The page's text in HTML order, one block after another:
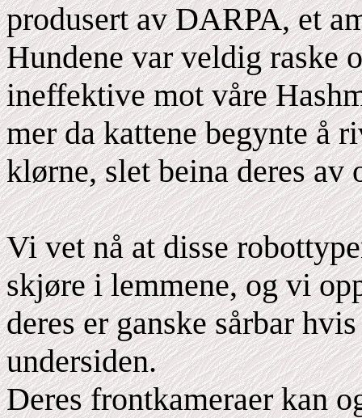
produsert av DARPA, et
Hundene var veldig raske
ineffektive mot våre
mer da kattene begynte å
klørne, slet beina deres av
Vi vet nå at disse
skjøre i lemmene, og vi
deres er ganske sårbar
undersiden.
Deres frontkameraer kan